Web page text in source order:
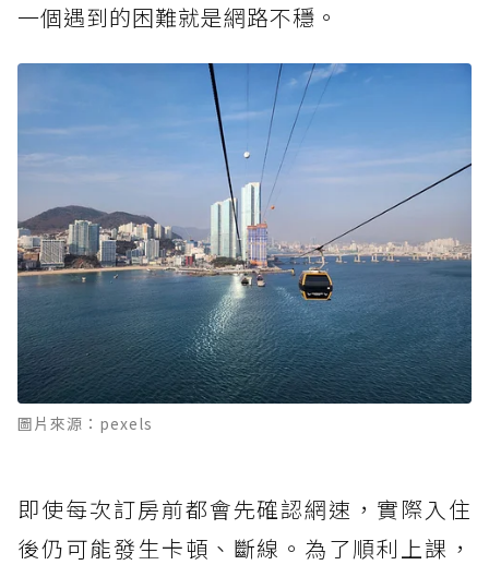
一個遇到的困難就是網路不穩。
圖片來源：pexels
即使每次訂房前都會先確認網速，實際入住
後仍可能發生卡頓、斷線。為了順利上課，